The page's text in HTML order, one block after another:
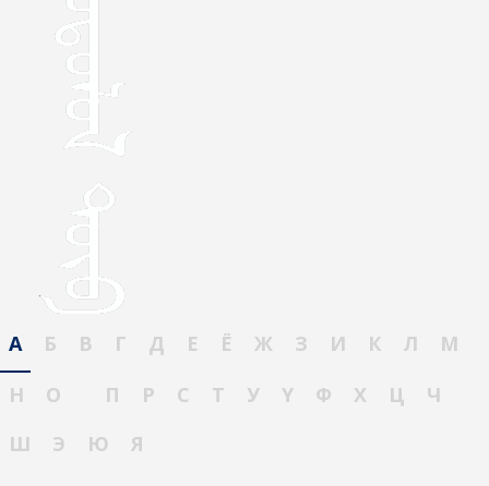
А Б В Г Д Е Ё Ж З И К Л
М
Н
О П Р С Т У Ү Ф Х Ц
Ч
Ш
Э Ю Я